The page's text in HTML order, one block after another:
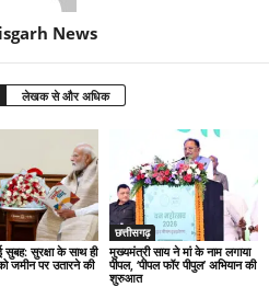
News
लेखक से और अधिक
सुबह: सुरक्षा के साथ ही
जमीन पर उतारने की
छत्तीसगढ़
मुख्यमंत्री साय ने मां के नाम लगाया
पीपल, ‘पीपल फॉर पीपुल’ अभियान की
शुरुआत